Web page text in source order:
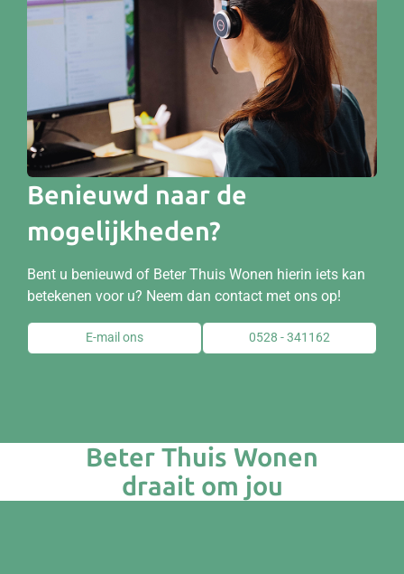
Benieuwd naar de
mogelijkheden?
Bent u benieuwd of Beter Thuis Wonen hierin iets kan
betekenen voor u? Neem dan contact met ons op!
E-mail ons 0528 - 341162
Beter Thuis Wonen
draait om jou